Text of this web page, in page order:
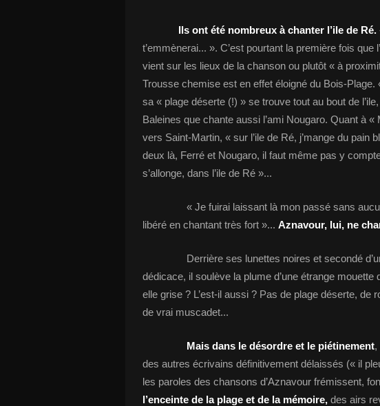
Ils ont été nombreux à chanter l’ile de Ré.
t’emmènerai... ». C’est pourtant la première fois que
vient sur les lieux de la chanson ou plutôt « à
Trousse chemise est en effet éloigné du Bois-
sa « plage déserte (!) » se trouve tout au bout de
Baleines que chante aussi l’ami Nougaro. Quant à «
vers Saint-Martin, « sur l’ile de Ré, j’mange du pain
deux là, Ferré et Nougaro, il faut même pas y
s’allonge, dans l’ile de Ré »...
« Je fuirai laissant là mon passé sans
libéré en chantant très fort »... Aznavour, lui, ne
Derrière ses lunettes noires et secondé
dédicace, il soulève la plume d’une étrange
elle grise ? L’est-il aussi ? Pas de plage déserte, de
de vrai muscadet...
Mais dans le désordre et le piétinement,
des autres écrivains définitivement délaissés (« il
les paroles des chansons d’Aznavour frémissent,
l’enceinte de la plage et de la mémoire, des airs